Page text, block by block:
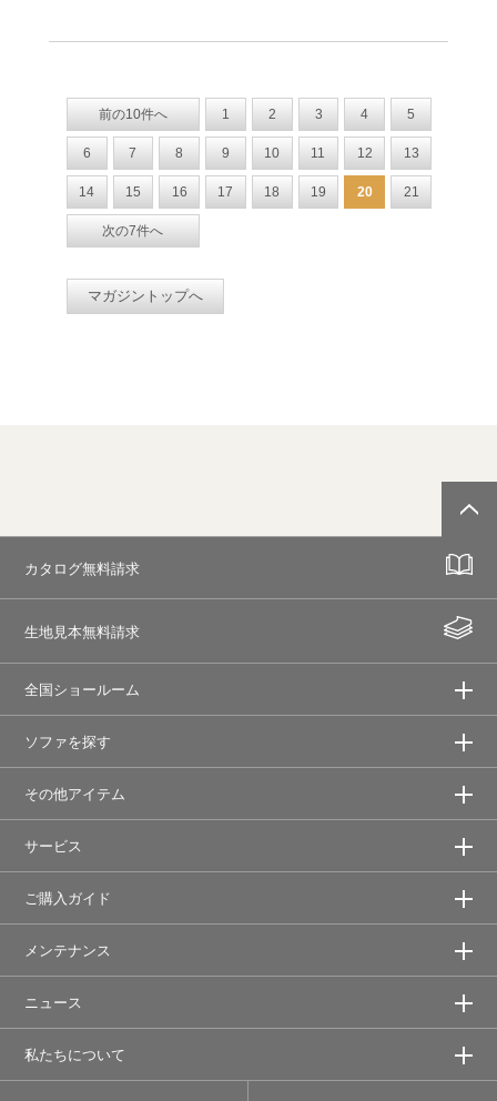
前の10件へ 1 2 3 4 5
6 7 8 9 10 11 12 13
14 15 16 17 18 19 20 21
次の7件へ
マガジントップへ
カタログ無料請求
生地見本無料請求
全国ショールーム
ソファを探す
その他アイテム
サービス
ご購入ガイド
メンテナンス
ニュース
私たちについて